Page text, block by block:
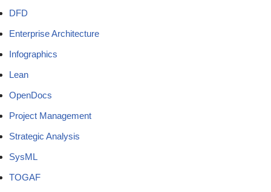
DFD
Enterprise Architecture
Infographics
Lean
OpenDocs
Project Management
Strategic Analysis
SysML
TOGAF